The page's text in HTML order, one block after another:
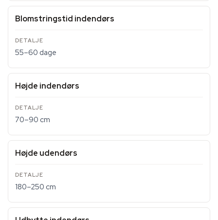
Blomstringstid indendørs
55–60 dage
Højde indendørs
70–90 cm
Højde udendørs
180–250 cm